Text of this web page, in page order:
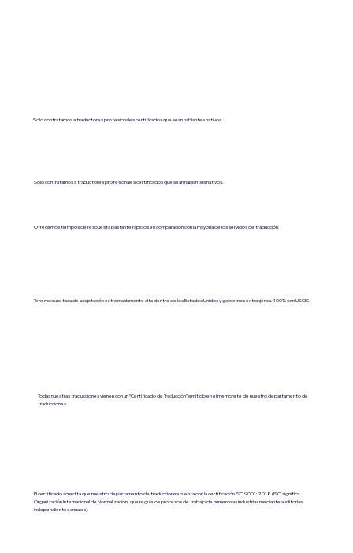
Solo contratamos a traductores profesionales certificados que sean hablantes nativos.
Solo contratamos a traductores profesionales certificados que sean hablantes nativos.
Ofrecemos tiempos de respuesta bastante rápidos en comparación con la mayoría de los servicios de traducción.
Tenemos una tasa de aceptación extremadamente alta dentro de los Estados Unidos y gobiernos extranjeros. 100% con USCIS.
Todas nuestras traducciones vienen con un “Certificado de Traducción” emitido en el membrete de nuestro departamento de
traducciones.
El certificado acredita que nuestro departamento de traducciones cuenta con la certificación ISO 9001:2018 (ISO significa
Organización Internacional de Normalización, que regula los procesos de trabajo de numerosas industrias mediante auditorías
independientes anuales).